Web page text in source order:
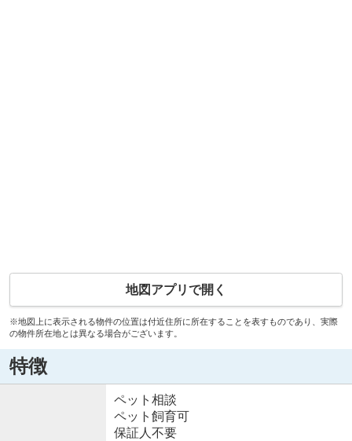
地図アプリで開く
※地図上に表示される物件の位置は付近住所に所在することを表すものであり、実際
の物件所在地とは異なる場合がございます。
特徴
ペット相談
ペット飼育可
保証人不要